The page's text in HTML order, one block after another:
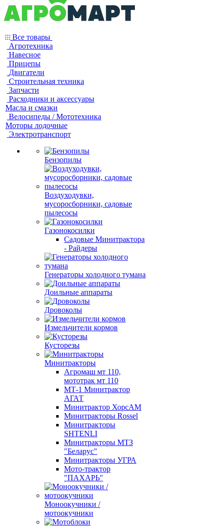
Все товары
Агротехника
Навесное
Прицепы
Двигатели
Строительная техника
Запчасти
Расходники и аксессуары
Масла и смазки
Велосипеды / Мототехника
Моторы лодочные
Электротранспорт
Бензопилы
Воздуходувки,
мусоросборники, cадовые
пылесосы
Газонокосилки
Садовые Минитрактора
- Райдеры
Генераторы холодного тумана
Доильные аппараты
Дровоколы
Измельчители кормов
Кусторезы
Минитракторы
Агромаш мт 110,
мототрак мт 110
МТ-1 Минитрактор
АГАТ
Минитрактор ХорсАМ
Минитракторы Rossel
Минитракторы
SHTENLI
Минитракторы МТЗ
"Беларус"
Минитракторы УГРА
Мото-трактор
"ПАХАРЬ"
Моноокучники /
мотоокучники